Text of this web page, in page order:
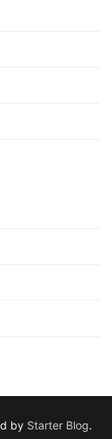
by Starter Blog.